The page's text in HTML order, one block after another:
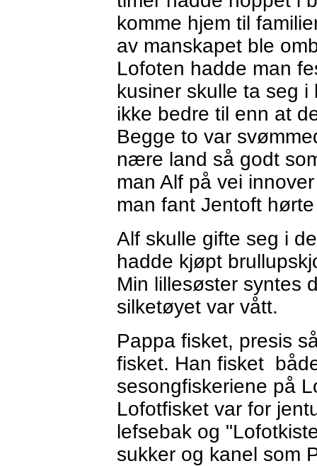
komme hjem til
av manskapet ble
Lofoten hadde man
kusiner skulle ta seg
ikke bedre til enn at
Begge to var
nære land så godt
man Alf på vei
man fant Jentoft
Alf skulle gifte seg i
hadde kjøpt
Min lillesøster syntes
silketøyet var vått.
Pappa fisket, presis
fisket. Han fisket
sesongfiskeriene på
Lofotfisket var for
lefsebak og
sukker og kanel som